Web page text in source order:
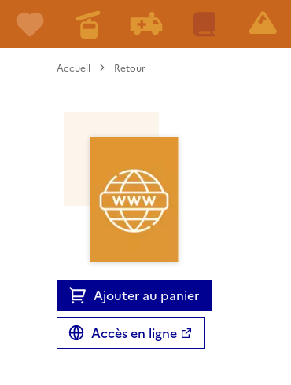
Accueil Retour
Ajouter au panier
Accès en ligne